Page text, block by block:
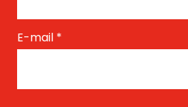
E-mail *